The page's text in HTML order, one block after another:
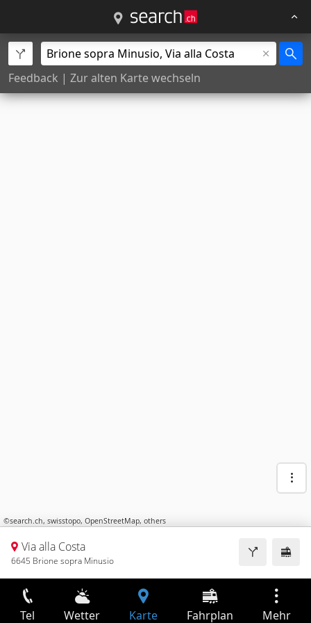
Feedback | Zur alten Karte wechseln
©search.ch, swisstopo, OpenStreetMap, others
Via alla Costa
6645 Brione sopra Minusio
Tel Wetter Karte Fahrplan Mehr